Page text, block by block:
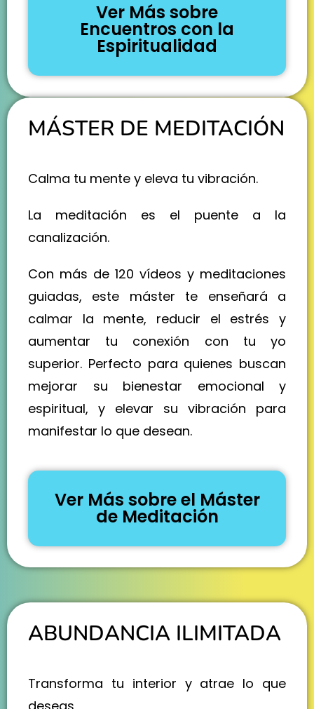
Ver Más sobre
Encuentros con la
Espiritualidad
MÁSTER DE MEDITACIÓN
Calma tu mente y eleva tu vibración.
La meditación es el puente a la
canalización.
Con más de 120 vídeos y meditaciones
guiadas, este máster te enseñará a
calmar la mente, reducir el estrés y
aumentar tu conexión con tu yo
superior. Perfecto para quienes buscan
mejorar su bienestar emocional y
espiritual, y elevar su vibración para
manifestar lo que desean.
Ver Más sobre el Máster
de Meditación
ABUNDANCIA ILIMITADA
Transforma tu interior y atrae lo que